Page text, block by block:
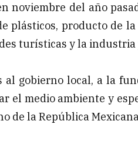
noviembre del año
plásticos, producto de
turísticas y la industria
al gobierno local, a la
el medio ambiente y
de la República